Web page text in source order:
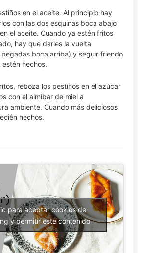
en el aceite. Al principio hay
con las dos esquinas boca abajo
el aceite. Cuando ya estén fritos
hay que darles la vuelta
pegadas boca arriba) y seguir friendo
estén hechos.
reboza los pestiños en el azúcar
con el almíbar de miel a
ambiente. Cuando más deliciosos
hechos.
para aceptar cookies de
y permitir este contenido